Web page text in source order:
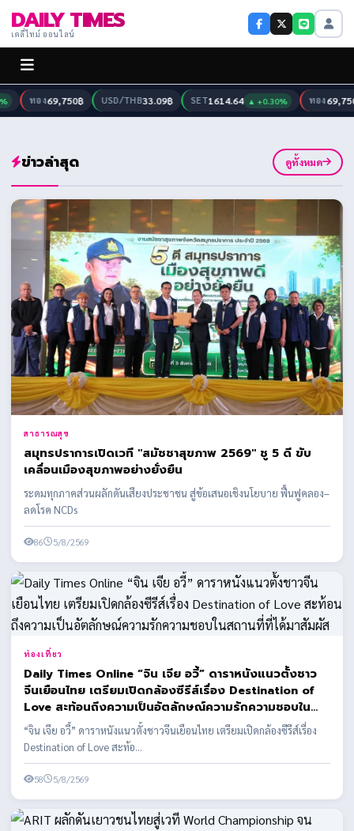
DAILY TIMES
เดลี่ไทม์ ออนไลน์
ทอง 69,750฿ USD/THB33.09฿ SET 1614.64 ▲ +0.30% ทอง 69,750฿
ข่าวล่าสุด ดูทั้งหมด
สาธารณสุข
สมุทรปราการเปิดเวที "สมัชชาสุขภาพ 2569" ชู 5 ดี ขับ
เคลื่อนเมืองสุขภาพอย่างยั่งยืน
ระดมทุกภาคส่วนผลักดันเสียงประชาชน สู่ข้อเสนอเชิงนโยบาย ฟื้นฟูคลอง–
ลดโรค NCDs
86 5/8/2569
ท่องเที่ยว
Daily Times Online “จิน เจีย อวี้” ดาราหนังแนวตั้งชาว
จีนเยือนไทย เตรียมเปิดกล้องซีรีส์เรื่อง Destination of
Love สะท้อนถึงความเป็นอัตลักษณ์ความรักความชอบใน
สถานที่ที่ได้มาสัมผัส
“จิน เจีย อวี้” ดาราหนังแนวตั้งชาวจีนเยือนไทย เตรียมเปิดกล้องซีรีส์เรื่อง
Destination of Love สะท้อ...
58 5/8/2569